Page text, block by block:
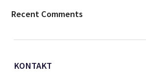
Recent Comments
KONTAKT